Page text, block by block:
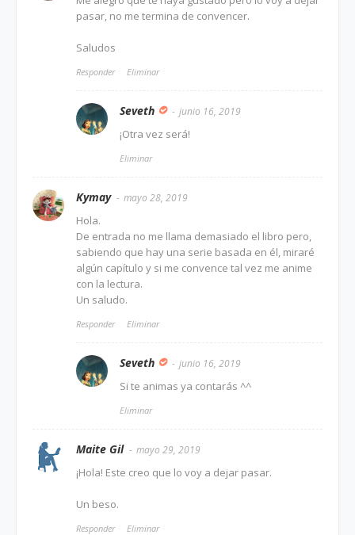
pasar, no me termina de convencer.
Saludos
Responder Eliminar
Seveth junio 16, 2019
¡Otra vez será!
Eliminar
Kymay mayo 28, 2019
Hola.
De entrada no me llama demasiado el libro pero,
sabiendo que hay una serie basada en él, miraré
algún capítulo y si me convence tal vez me anime
con la lectura.
Un saludo.
Responder Eliminar
Seveth junio 16, 2019
Si te animas ya contarás ^^
Eliminar
Maite Gil mayo 29, 2019
¡Hola! Este creo que lo voy a dejar pasar.
Un beso.
Responder Eliminar